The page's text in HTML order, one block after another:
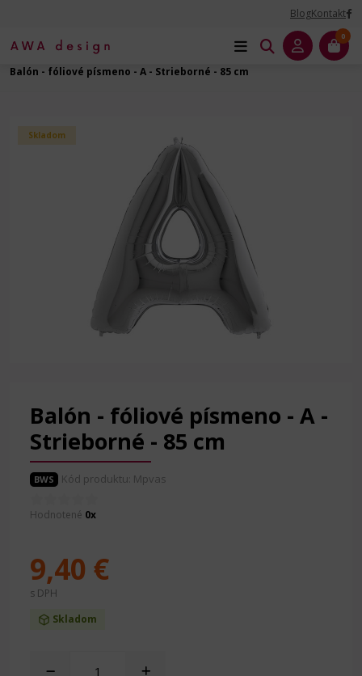
BlogKontakt
0
Balóny na Párty
Balón - fóliové písmeno - A - Strieborné - 85 cm
Skladom
Balón - fóliové písmeno - A -
Strieborné - 85 cm
BWS Kód produktu: Mpvas
Hodnotené 0x
Skladom
9,40 €
s DPH